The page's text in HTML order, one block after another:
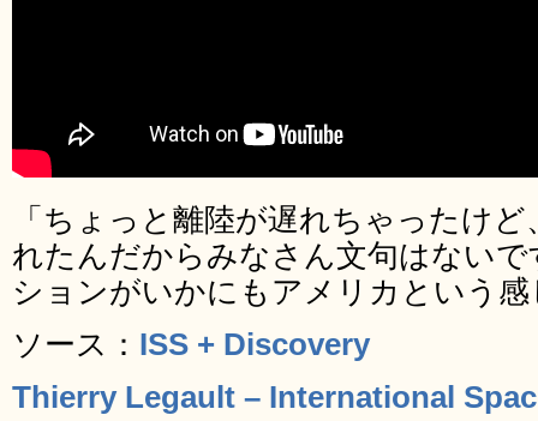
「ちょっと離陸が遅れちゃったけ
れたんだからみなさん文句はない
ションがいかにもアメリカという
ソース： ISS + Discovery
Thierry Legault – International